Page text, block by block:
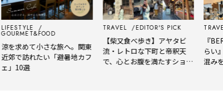
を求めて小さな旅へ。関東
郊で訪れたい「避暑地カフ
」10選
TRAVEL EDITOR'S PICK
【柴又食べ歩き】アヤタビ
流・レトロな下町と帝釈天
で、心とお腹を満たすショー
『
らい
混み